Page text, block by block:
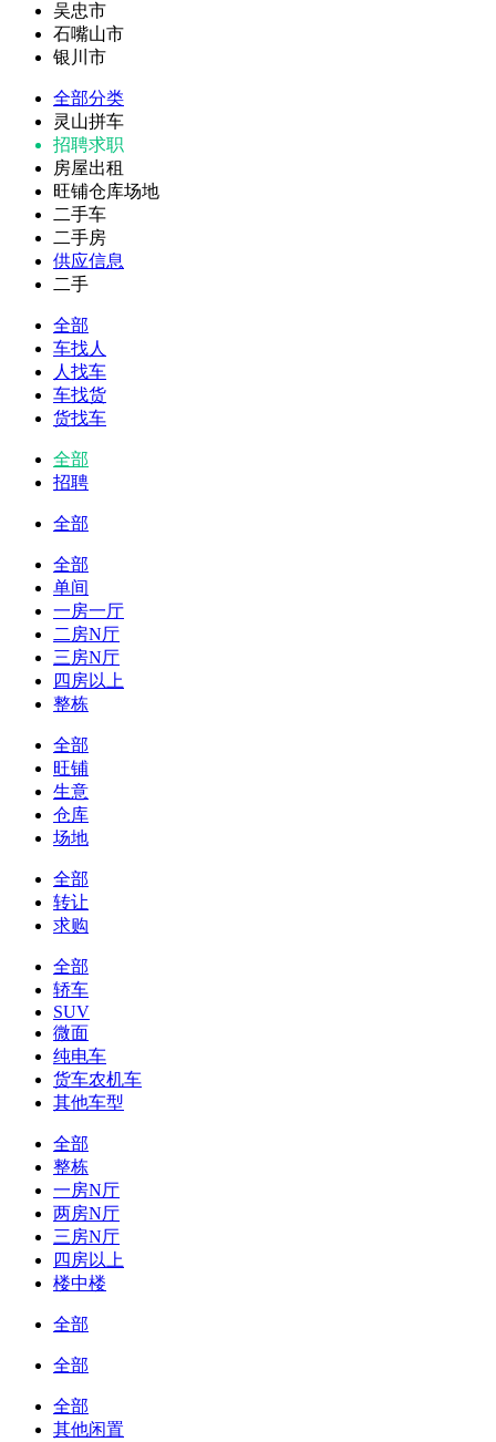
吴忠市
石嘴山市
银川市
全部分类
灵山拼车
招聘求职
房屋出租
旺铺仓库场地
二手车
二手房
供应信息
二手
全部
车找人
人找车
车找货
货找车
全部
招聘
全部
全部
单间
一房一厅
二房N厅
三房N厅
四房以上
整栋
全部
旺铺
生意
仓库
场地
全部
转让
求购
全部
轿车
SUV
微面
纯电车
货车农机车
其他车型
全部
整栋
一房N厅
两房N厅
三房N厅
四房以上
楼中楼
全部
全部
全部
其他闲置